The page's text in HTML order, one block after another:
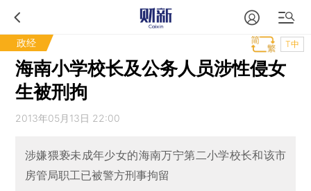
政经 T中
海南小学校长及公务人员涉性侵女
生被刑拘
2013年05月13日 22:00
涉嫌猥亵未成年少女的海南万宁第二小学校长和该市
房管局职工已被警方刑事拘留